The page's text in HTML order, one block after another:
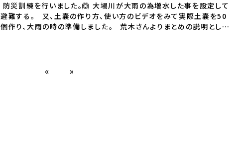
防災訓練を行いました。🙆 大場川が大雨の為増水した事を設定して
避難する。 又、土嚢の作り方、使い方のビデオをみて実際土嚢を50
個作り、大雨の時の準備しました。 荒木さんよりまとめの説明として、
« »